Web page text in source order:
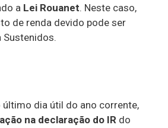
a Lei Rouanet. Neste caso,
de renda devido pode ser
Sustenidos.
último dia útil do ano corrente,
na declaração do IR do